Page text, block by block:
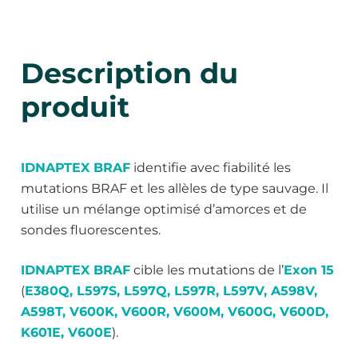
Description du
produit
IDNAPTEX BRAF identifie avec fiabilité les
mutations BRAF et les allèles de type sauvage. Il
utilise un mélange optimisé d’amorces et de
sondes fluorescentes.
IDNAPTEX BRAF cible les mutations de l’Exon 15
(E380Q, L597S, L597Q, L597R, L597V, A598V,
A598T, V600K, V600R, V600M, V600G, V600D,
K601E, V600E).